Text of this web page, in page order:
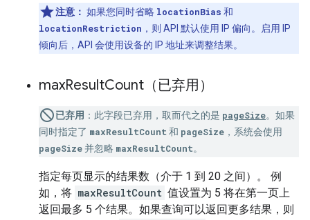
注意： 如果您同时省略 locationBias 和
locationRestriction ，则 API 默认使用 IP 偏向。启用 IP
倾向后，API 会使用设备的 IP 地址来调整结果。
maxResultCount（已弃用）
已弃用 ：此字段已弃用，取而代之的是 pageSize。如果
同时指定了 maxResultCount 和 pageSize ，系统会使用
pageSize 并忽略 maxResultCount。
指定每页显示的结果数（介于 1 到 20 之间）。 例
如，将 maxResultCount 值设置为 5 将在第一页上
返回最多 5 个结果。如果查询可以返回更多结果，则